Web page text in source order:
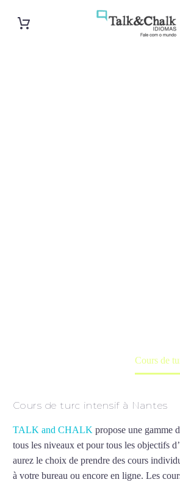
Cours de
Cours de turc intensif à Nantes
TALK and CHALK propose une gamme
tous les niveaux et pour tous les objectifs
aurez le choix de prendre des cours
à votre bureau ou encore en ligne. Les